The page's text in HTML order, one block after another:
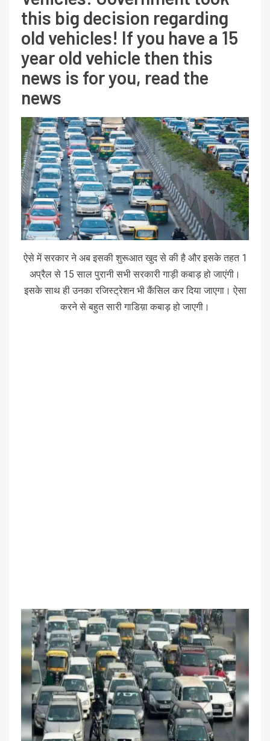
this big decision regarding
old vehicles! If you have a 15
year old vehicle then this
news is for you, read the
news
ऐसे में सरकार ने अब इसकी शुरूआत खुद से की है और इसके तहत 1
अप्रैल से 15 साल पुरानी सभी सरकारी गाड़ी कबाड़ हो जाएंगी।
इसके साथ ही उनका रजिस्ट्रेशन भी कैंसिल कर दिया जाएगा। ऐसा
करने से बहुत सारी गाडिय़ा कबाड़ हो जाएगी।